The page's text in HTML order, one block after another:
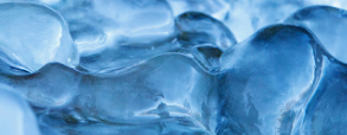
NANEI
VORBEREITUNG